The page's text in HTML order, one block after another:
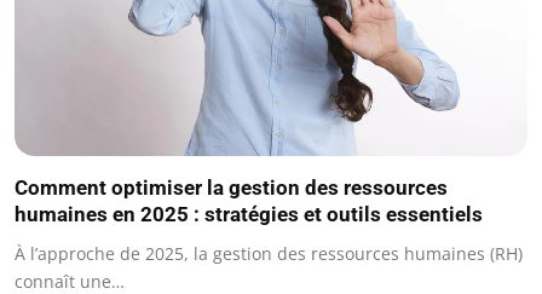
Comment optimiser la gestion des ressources
humaines en 2025 : stratégies et outils essentiels
À l’approche de 2025, la gestion des ressources humaines (RH)
connaît une…